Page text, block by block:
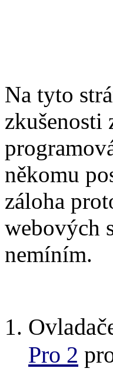
Na tyto
zkušenosti
někomu
záloha
webových
nemíním.
Pro 2